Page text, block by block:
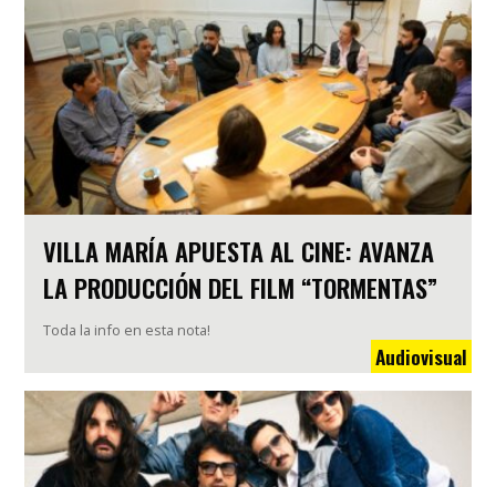
VILLA MARÍA APUESTA AL CINE: AVANZA
LA PRODUCCIÓN DEL FILM “TORMENTAS”
Toda la info en esta nota!
Audiovisual